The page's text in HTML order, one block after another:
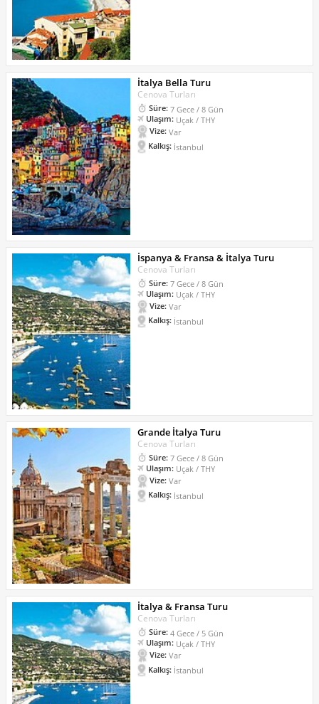
İtalya Bella Turu
Cenova Turları
Süre: 7 Gece / 8 Gün
Ulaşım: Uçak / THY
Vize: Var
Kalkış: İstanbul
İspanya & Fransa & İtalya Turu
Cenova Turları
Süre: 7 Gece / 8 Gün
Ulaşım: Uçak / THY
Vize: Var
Kalkış: İstanbul
Grande İtalya Turu
Cenova Turları
Süre: 7 Gece / 8 Gün
Ulaşım: Uçak / THY
Vize: Var
Kalkış: İstanbul
İtalya & Fransa Turu
Cenova Turları
Süre: 4 Gece / 5 Gün
Ulaşım: Uçak / THY
Vize: Var
Kalkış: İstanbul